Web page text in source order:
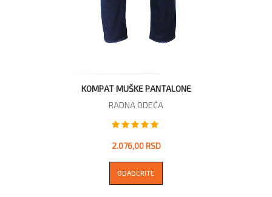
KOMPAT MUŠKE PANTALONE
RADNA ODEĆA
2.076,00 RSD
ODABERITE